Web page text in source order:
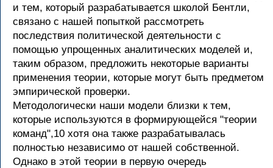
и тем, который разрабатывается школой Бентли,
связано с нашей попыткой рассмотреть
последствия политической деятельности с
помощью упрощенных аналитических моделей и,
таким образом, предложить некоторые варианты
применения теории, которые могут быть предметом
эмпирической проверки.
Методологически наши модели близки к тем,
которые используются в формирующейся "теории
команд",10 хотя она также разрабатывалась
полностью независимо от нашей собственной.
Однако в этой теории в первую очередь